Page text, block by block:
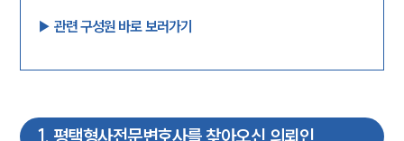
▶︎ 관련 구성원 바로 보러가기
1. 평택형사전문변호사를 찾아오신 의뢰인